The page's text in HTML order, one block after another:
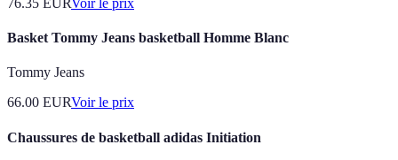
Basket Tommy Jeans basketball Homme Blanc
Tommy Jeans
66.00 EURVoir le prix
Chaussures de basketball adidas Initiation